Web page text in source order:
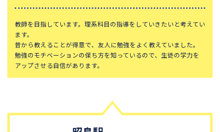
淑徳巣鴨中学校
八王子学園八王子中学校
跡見学園中学校
明治学院中学校
大妻中野中学校
千代田中学校
多摩大学目黒中学校
女子美術大学付属中学校
工学院大学附属中学校
教師を目指しています。理系科目の指導をしていきたいと考えてい
ます。
昔から教えることが得意で、友人に勉強をよく教えていました。
勉強のモチベーションの保ち方を知っているので、生徒の学力を
アップさせる自信があります。